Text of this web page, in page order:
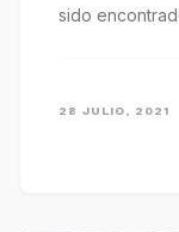
sido
28 JULIO, 2021